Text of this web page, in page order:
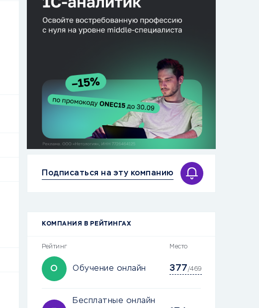
Подписаться на эту компанию
КОМПАНИЯ В РЕЙТИНГАХ
Рейтинг Место
О Обучение онлайн 377/469
Бесплатные онлайн